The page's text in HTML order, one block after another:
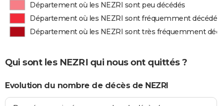
Département où les NEZRI sont peu décédés
Département où les NEZRI sont fréquemment décédés
Département où les NEZRI sont très fréquemment
Qui sont les NEZRI qui nous ont quittés ?
Evolution du nombre de décès de NEZRI